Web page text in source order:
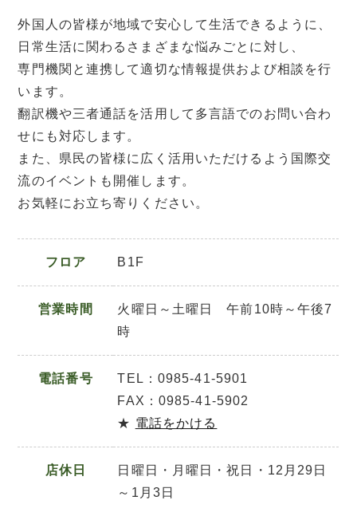
外国人の皆様が地域で安心して生活できるように、
日常生活に関わるさまざまな悩みごとに対し、
専門機関と連携して適切な情報提供および相談を行
います。
翻訳機や三者通話を活用して多言語でのお問い合わ
せにも対応します。
また、県民の皆様に広く活用いただけるよう国際交
流のイベントも開催します。
お気軽にお立ち寄りください。
フロア B1F
営業時間
火曜日～土曜日 午前10時～午後7
時
電話番号
TEL：0985-41-5901
FAX：0985-41-5902
★ 電話をかける
店休日
日曜日・月曜日・祝日・12月29日
～1月3日